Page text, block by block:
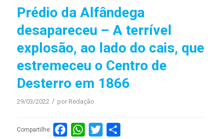
Prédio da Alfândega
desapareceu – A terrível
explosão, ao lado do cais, que
estremeceu o Centro de
Desterro em 1866
29/03/2022 / por Redação
Compartilhe: FacebookWhatsApp
Twitter